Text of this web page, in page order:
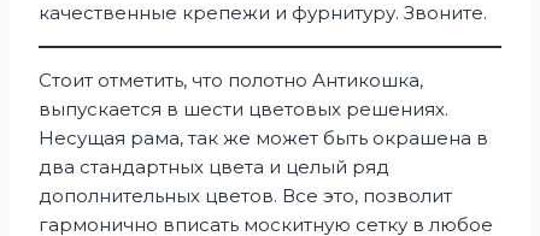
качественные крепежи и фурнитуру. Звоните.
Стоит отметить, что полотно Антикошка,
выпускается в шести цветовых решениях.
Несущая рама, так же может быть окрашена в
два стандартных цвета и целый ряд
дополнительных цветов. Все это, позволит
гармонично вписать москитную сетку в любое